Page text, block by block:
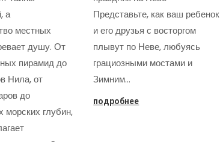
а
местных
душу. От
пирамид до
Нила, от
до
морских глубин,
Представьте, как ваш ребенок
и его друзья с восторгом
плывут по Неве, любуясь
грациозными мостами и
Зимним…
подробнее